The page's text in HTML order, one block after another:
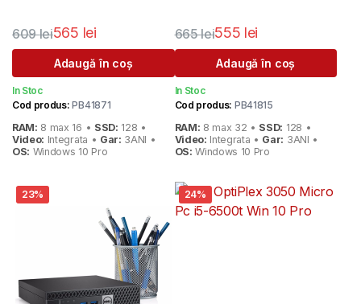
609lei
Prețul
inițial
a
609 lei.
565 lei
Prețul
curent
este:
Adaugă în coș
In Stoc
Cod produs: PB41871
RAM: 8 max 16 • SSD: 128 •
Video: Integrata • Gar: 3ANI •
OS: Windows 10 Pro
665lei
Prețul
inițial
a
665 lei.
555 lei
Prețul
curent
este:
Adaugă în coș
In Stoc
Cod produs: PB41815
RAM: 8 max 32 • SSD: 128 •
Video: Integrata • Gar: 3ANI •
OS: Windows 10 Pro
23% 24%